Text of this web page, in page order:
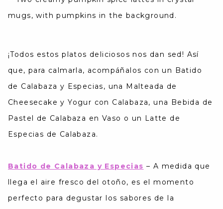
¡Todos estos platos deliciosos nos dan sed! Así
que, para calmarla, acompáñalos con un Batido
de Calabaza y Especias, una Malteada de
Cheesecake y Yogur con Calabaza, una Bebida de
Pastel de Calabaza en Vaso o un Latte de
Especias de Calabaza.
Batido de Calabaza y Especias – A medida que
llega el aire fresco del otoño, es el momento
perfecto para degustar los sabores de la